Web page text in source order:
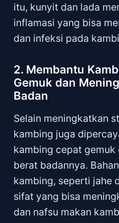
itu, kunyit dan lada
inflamasi yang bisa
dan infeksi pada
2. Membantu
Gemuk dan
Badan
Selain meningkatkan
kambing juga
kambing cepat gemuk
berat badannya.
kambing, seperti jahe
sifat yang bisa
dan nafsu makan